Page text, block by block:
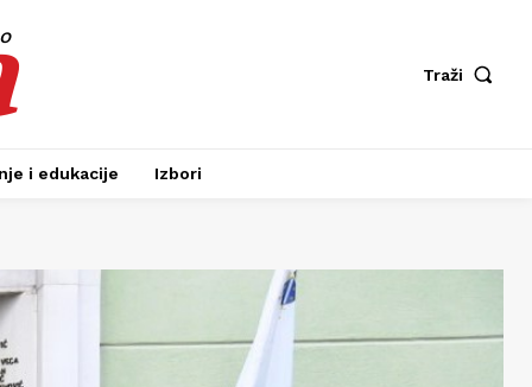
Traži
i edukacije Izbori